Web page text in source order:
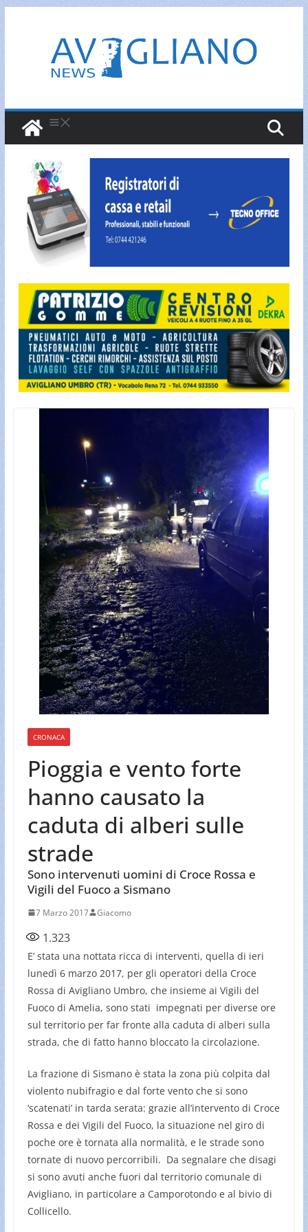
contenuto
CRONACA
Pioggia e vento forte
hanno causato la
caduta di alberi sulle
strade
Sono intervenuti uomini di Croce Rossa e
Vigili del Fuoco a Sismano
7 Marzo 2017 Giacomo
1.323
E’ stata una nottata ricca di interventi, quella di ieri
lunedì 6 marzo 2017, per gli operatori della Croce
Rossa di Avigliano Umbro, che insieme ai Vigili del
Fuoco di Amelia, sono stati impegnati per diverse ore
sul territorio per far fronte alla caduta di alberi sulla
strada, che di fatto hanno bloccato la circolazione.
La frazione di Sismano è stata la zona più colpita dal
violento nubifragio e dal forte vento che si sono
‘scatenati’ in tarda serata: grazie all’intervento di Croce
Rossa e dei Vigili del Fuoco, la situazione nel giro di
poche ore è tornata alla normalità, e le strade sono
tornate di nuovo percorribili. Da segnalare che disagi
si sono avuti anche fuori dal territorio comunale di
Avigliano, in particolare a Camporotondo e al bivio di
Collicello.